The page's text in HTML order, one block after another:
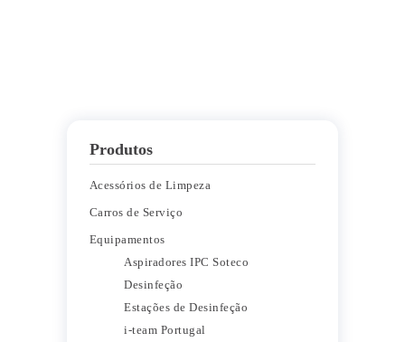
Produtos
Acessórios de Limpeza
Carros de Serviço
Equipamentos
Aspiradores IPC Soteco
Desinfeção
Estações de Desinfeção
i-team Portugal